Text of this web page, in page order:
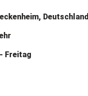
Deutschland
Freitag